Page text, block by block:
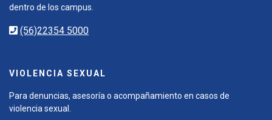
dentro de los campus.
(56)22354 5000
VIOLENCIA SEXUAL
Para denuncias, asesoría o acompañamiento en casos de
violencia sexual.